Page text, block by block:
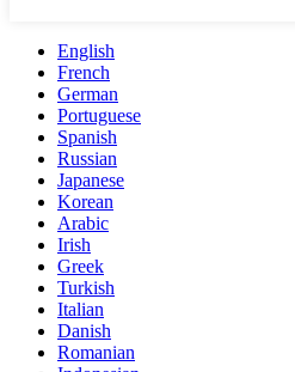
English
French
German
Portuguese
Spanish
Russian
Japanese
Korean
Arabic
Irish
Greek
Turkish
Italian
Danish
Romanian